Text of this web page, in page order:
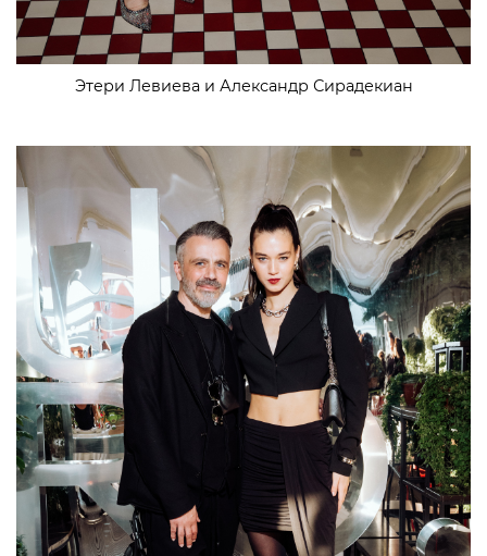
Этери Левиева и Александр Сирадекиан